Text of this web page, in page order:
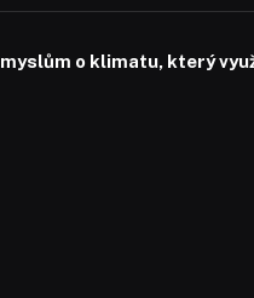
o klimatu, který